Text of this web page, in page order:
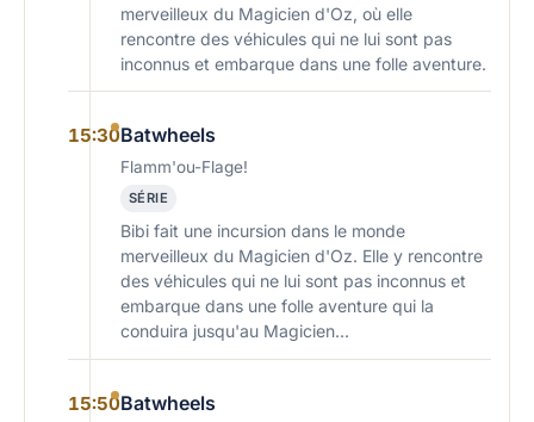
merveilleux du Magicien d'Oz, où elle
rencontre des véhicules qui ne lui sont pas
inconnus et embarque dans une folle aventure.
15:30Batwheels
Flamm'ou-Flage!
SÉRIE
Bibi fait une incursion dans le monde
merveilleux du Magicien d'Oz. Elle y rencontre
des véhicules qui ne lui sont pas inconnus et
embarque dans une folle aventure qui la
conduira jusqu'au Magicien...
15:50Batwheels